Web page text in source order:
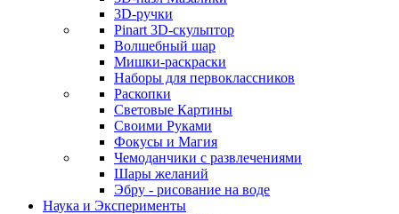
3D-ручки
Pinart 3D-скульптор
Волшебный шар
Мишки-раскраски
Наборы для первоклассников
Раскопки
Световые Картины
Своими Руками
Фокусы и Магия
Чемоданчики с развлечениями
Шары желаний
Эбру - рисование на воде
Наука и Эксперименты